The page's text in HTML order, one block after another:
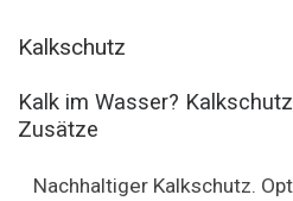
Kalkschutz
Kalk im Wasser?
Zusätze
Nachhaltiger Kalkschutz.